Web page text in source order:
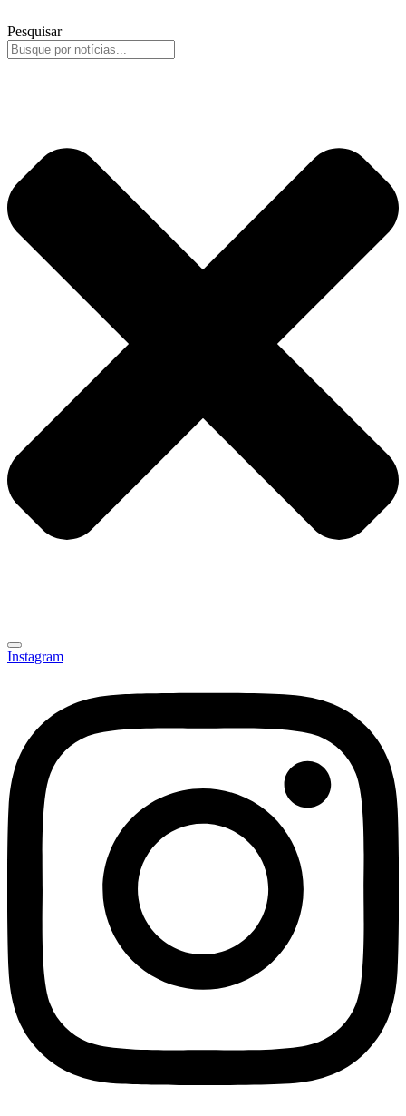
Pesquisar
Instagram